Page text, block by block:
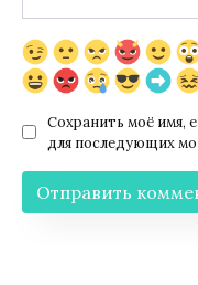
Сохранить моё имя,
для последующих